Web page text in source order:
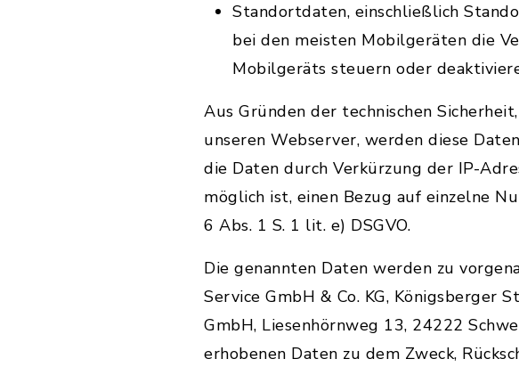
Standortdaten, einschließlich
bei den meisten Mobilgeräten die
Mobilgeräts steuern oder
Aus Gründen der technischen
unseren Webserver, werden diese
die Daten durch Verkürzung der IP-
möglich ist, einen Bezug auf einzelne
6 Abs. 1 S. 1 lit. e) DSGVO.
Die genannten Daten werden zu
Service GmbH & Co. KG,
GmbH, Liesenhörnweg 13, 24222
erhobenen Daten zu dem Zweck,